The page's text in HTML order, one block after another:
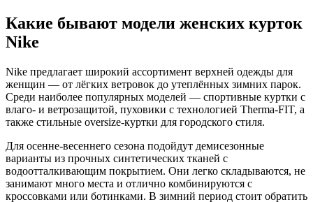
Какие бывают модели женских курток
Nike
Nike предлагает широкий ассортимент верхней одежды для
женщин — от лёгких ветровок до утеплённых зимних парок.
Среди наиболее популярных моделей — спортивные куртки с
влаго- и ветрозащитой, пуховики с технологией Therma-FIT, а
также стильные oversize-куртки для городского стиля.
Для осенне-весеннего сезона подойдут демисезонные
варианты из прочных синтетических тканей с
водоотталкивающим покрытием. Они легко складываются, не
занимают много места и отлично комбинируются с
кроссовками или ботинками. В зимний период стоит обратить